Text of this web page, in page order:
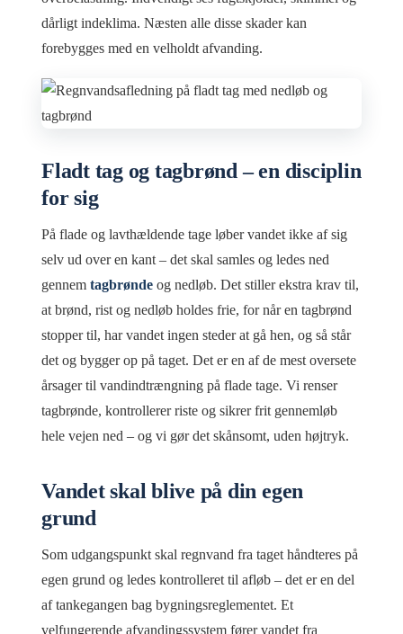
dårligt indeklima. Næsten alle disse skader kan
forebygges med en velholdt afvanding.
Fladt tag og tagbrønd – en disciplin
for sig
På flade og lavthældende tage løber vandet ikke af sig
selv ud over en kant – det skal samles og ledes ned
gennem tagbrønde og nedløb. Det stiller ekstra krav til,
at brønd, rist og nedløb holdes frie, for når en tagbrønd
stopper til, har vandet ingen steder at gå hen, og så står
det og bygger op på taget. Det er en af de mest oversete
årsager til vandindtrængning på flade tage. Vi renser
tagbrønde, kontrollerer riste og sikrer frit gennemløb
hele vejen ned – og vi gør det skånsomt, uden højtryk.
Vandet skal blive på din egen
grund
Som udgangspunkt skal regnvand fra taget håndteres på
egen grund og ledes kontrolleret til afløb – det er en del
af tankegangen bag bygningsreglementet. Et
velfungerende afvandingssystem fører vandet fra